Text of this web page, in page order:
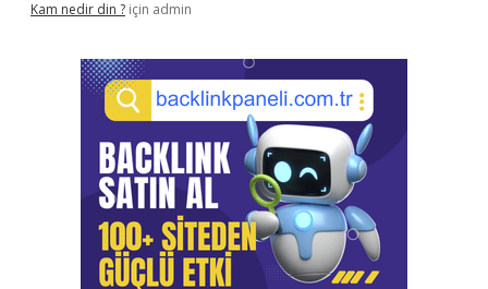
Kam nedir din ? için admin